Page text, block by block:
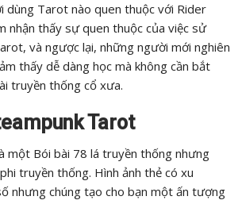
dùng Tarot nào quen thuộc với Rider
nhận thấy sự quen thuộc của việc sử
và ngược lại, những người mới nghiên
thấy dễ dàng học mà không cần bắt
truyền thống cổ xưa.
Tarot
một Bói bài 78 lá truyền thống nhưng
truyền thống. Hình ảnh thẻ có xu
nhưng chúng tạo cho bạn một ấn tượng